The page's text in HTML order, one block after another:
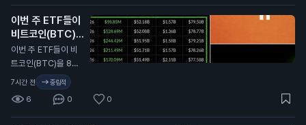
47%, 알트코인은 -5
7%. 크립토는 여전히
가장 저평가된 자산군
이다.
이번 주 ETF들이
비트코인(BTC)을
8억 5,300만 달러
어치 이상 사들였다.
지난 15주 중 가장
큰 …
N
이번 주 ETF들이 비
트코인(BTC)을 8억
5,300만 달러어치
이상 사들였다. 지난 1
5주 중 가장 큰 주간
매수다.
7시간 전 중립적
6 0 0